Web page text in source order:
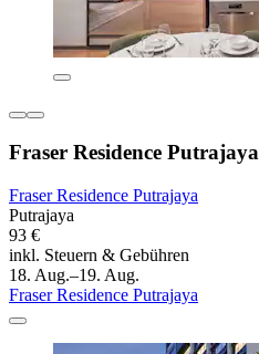
Fraser Residence Putrajaya
Fraser Residence Putrajaya
Putrajaya
93 €
inkl. Steuern & Gebühren
18. Aug.–19. Aug.
Fraser Residence Putrajaya